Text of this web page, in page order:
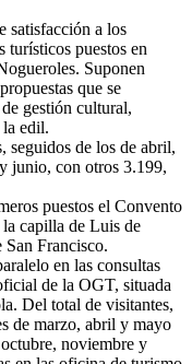
satisfacción a los
turísticos puestos en
Suponen
que se
gestión cultural,
edil.
seguidos de los de abril,
junio, con otros 3.199,
puestos el Convento
capilla de Luis de
San Francisco.
en las consultas
de la OGT, situada
Del total de visitantes,
de marzo, abril y mayo
noviembre y